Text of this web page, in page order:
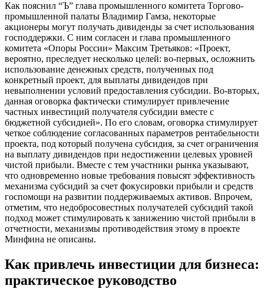
Как пояснил “Ъ” глава промышленного комитета Торгово-
промышленной палаты Владимир Гамза, некоторые
акционеры могут получать дивиденды за счет использования
господдержки. С ним согласен и глава промышленного
комитета «Опоры России» Максим Третьяков: «Проект,
вероятно, преследует несколько целей: во-первых, осложнить
использование денежных средств, полученных под
конкретный проект, для выплаты дивидендов при
невыполнении условий предоставления субсидии. Во-вторых,
данная оговорка фактически стимулирует привлечение
частных инвестиций получателя субсидии вместе с
бюджетной субсидией». По его словам, оговорка стимулирует
четкое соблюдение согласованных параметров рентабельности
проекта, под который получена субсидия, за счет ограничения
на выплату дивидендов при недостижении целевых уровней
чистой прибыли. Вместе с тем участники рынка указывают,
что одновременно новые требования повысят эффективность
механизма субсидий за счет фокусировки прибыли и средств
госпомощи на развитии поддерживаемых активов. Впрочем,
отметим, что недобросовестных получателей субсидий такой
подход может стимулировать к занижению чистой прибыли в
отчетности, механизмы противодействия этому в проекте
Минфина не описаны.
Как привлечь инвестиции для бизнеса:
практическое руководство